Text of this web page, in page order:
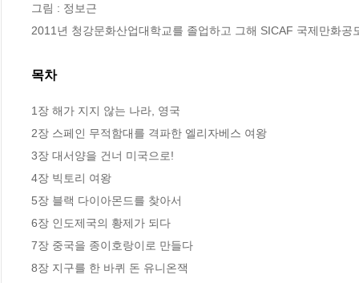
그림 : 정보근
2011년 청강문화산업대학교를 졸업하고 그해 SICAF 국제만화
목차
1장 해가 지지 않는 나라, 영국
2장 스페인 무적함대를 격파한 엘리자베스 여왕
3장 대서양을 건너 미국으로!
4장 빅토리 여왕
5장 블랙 다이아몬드를 찾아서
6장 인도제국의 황제가 되다
7장 중국을 종이호랑이로 만들다
8장 지구를 한 바퀴 돈 유니온잭